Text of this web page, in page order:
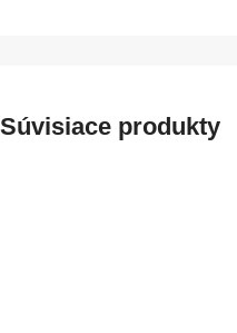
Súvisiace produkty